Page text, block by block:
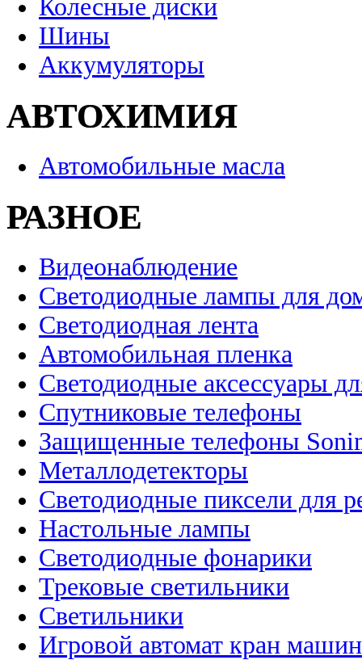
Колесные диски
Шины
Аккумуляторы
АВТОХИМИЯ
Автомобильные масла
РАЗНОЕ
Видеонаблюдение
Светодиодные лампы для
Светодиодная лента
Автомобильная пленка
Светодиодные аксессуары
Спутниковые телефоны
Защищенные телефоны
Металлодетекторы
Светодиодные пиксели для
Настольные лампы
Светодиодные фонарики
Трековые светильники
Светильники
Игровой автомат кран